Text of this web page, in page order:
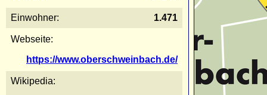
Einwohner: 1.471
Webseite:
https://www.oberschweinbach.de/
Wikipedia: